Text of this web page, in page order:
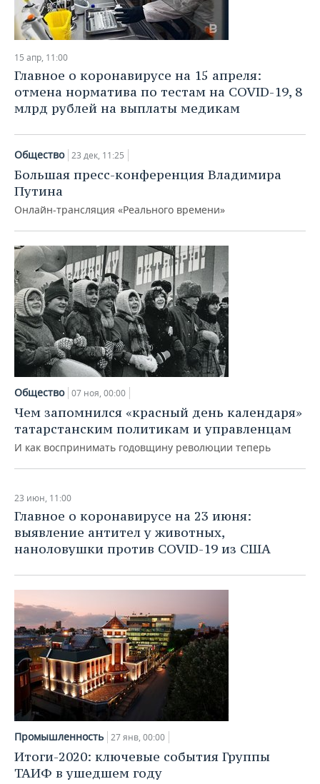
15 апр, 11:00
Главное о коронавирусе на 15 апреля:
отмена норматива по тестам на COVID-19, 8
млрд рублей на выплаты медикам
Общество 23 дек, 11:25
Большая пресс-конференция Владимира
Путина
Онлайн-трансляция «Реального времени»
Общество 07 ноя, 00:00
Чем запомнился «красный день календаря»
татарстанским политикам и управленцам
И как воспринимать годовщину революции теперь
23 июн, 11:00
Главное о коронавирусе на 23 июня:
выявление антител у животных,
наноловушки против COVID-19 из США
Промышленность 27 янв, 00:00
Итоги-2020: ключевые события Группы
ТАИФ в ушедшем году